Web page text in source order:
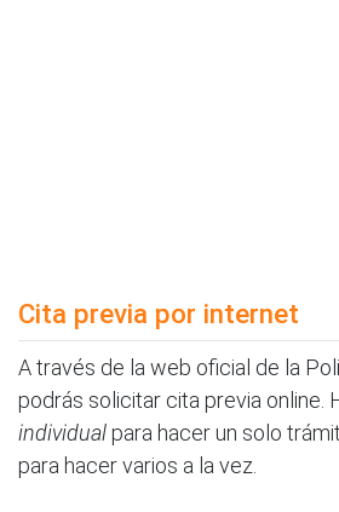
Cita previa por internet
A través de la web oficial de la
podrás solicitar cita previa online.
individualpara hacer un solo
para hacer varios a la vez.